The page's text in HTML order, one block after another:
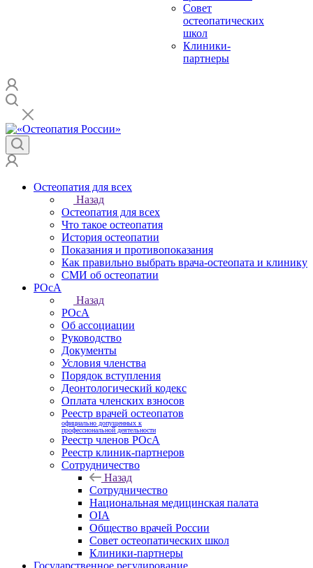
Совет
остеопатических
школ
Клиники-
партнеры
Остеопатия для всех
Назад
Остеопатия для всех
Что такое остеопатия
История остеопатии
Показания и противопоказания
Как правильно выбрать врача-остеопата и клинику
СМИ об остеопатии
РОсА
Назад
РОсА
Об ассоциации
Руководство
Документы
Условия членства
Порядок вступления
Деонтологический кодекс
Оплата членских взносов
Реестр врачей остеопатов
официально допущенных к
профессиональной деятельности
Реестр членов РОсА
Реестр клиник-партнеров
Сотрудничество
Назад
Сотрудничество
Национальная медицинская палата
OIA
Общество врачей России
Совет остеопатических школ
Клиники-партнеры
Государственное регулирование